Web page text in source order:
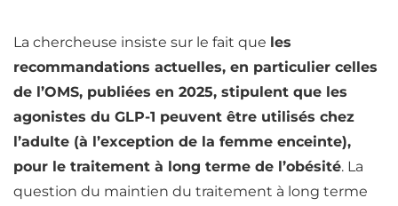
La chercheuse insiste sur le fait que les
recommandations actuelles, en particulier celles
de l’OMS, publiées en 2025, stipulent que les
agonistes du GLP-1 peuvent être utilisés chez
l’adulte (à l’exception de la femme enceinte),
pour le traitement à long terme de l’obésité. La
question du maintien du traitement à long terme